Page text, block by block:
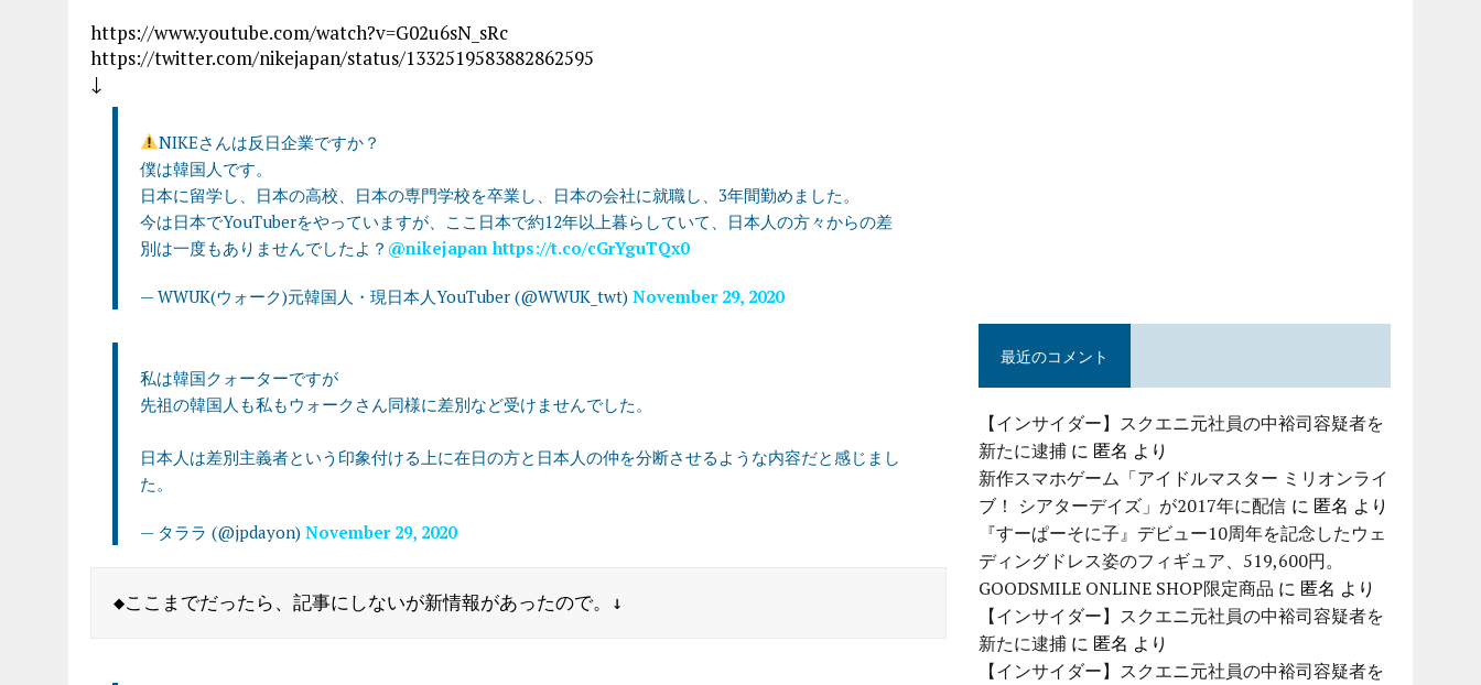
https://www.youtube.com/watch?v=G02u6sN_sRc
https://twitter.com/nikejapan/status/1332519583882862595
↓
NIKEさんは反日企業ですか？
僕は韓国人です。
日本に留学し、日本の高校、日本の専門学校を卒業し、日本の会社に就職し、3年間勤めました。
今は日本でYouTuberをやっていますが、ここ日本で約12年以上暮らしていて、日本人の方々からの差
別は一度もありませんでしたよ？ @nikejapan https://t.co/cGrYguTQx0
— WWUK(ウォーク)元韓国人・現日本人YouTuber (@WWUK_twt) November 29, 2020
私は韓国クォーターですが
先祖の韓国人も私もウォークさん同様に差別など受けませんでした。
日本人は差別主義者という印象付ける上に在日の方と日本人の仲を分断させるような内容だと感じまし
た。
— タララ (@jpdayon) November 29, 2020
最近のコメント
【インサイダー】スクエニ元社員の中裕司容疑者を
新たに逮捕 に 匿名 より
新作スマホゲーム「アイドルマスター ミリオンライ
ブ！ シアターデイズ」が2017年に配信 に 匿名 より
『すーぱーそに子』デビュー10周年を記念したウェ
ディングドレス姿のフィギュア、519,600円。
GOODSMILE ONLINE SHOP限定商品 に 匿名 より
【インサイダー】スクエニ元社員の中裕司容疑者を
新たに逮捕 に 匿名 より
【インサイダー】スクエニ元社員の中裕司容疑者を